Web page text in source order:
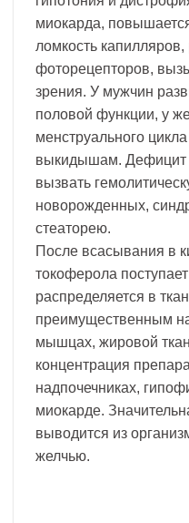
миокарда,
ломкость
фоторецепторов,
зрения. У мужчин
половой функции, у
менструального
выкидышам. Дефицит
вызвать
новорожденных,
стеаторею.
После всасывания в
токоферола
распределяется в
преимущественным
мышцах, жировой
концентрация
надпочечниках,
миокарде.
выводится из
желчью.